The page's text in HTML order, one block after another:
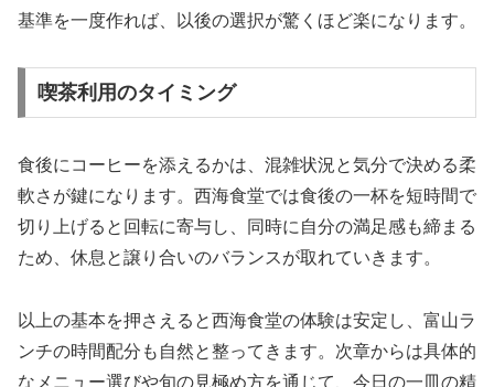
基準を一度作れば、以後の選択が驚くほど楽になります。
喫茶利用のタイミング
食後にコーヒーを添えるかは、混雑状況と気分で決める柔
軟さが鍵になります。西海食堂では食後の一杯を短時間で
切り上げると回転に寄与し、同時に自分の満足感も締まる
ため、休息と譲り合いのバランスが取れていきます。
以上の基本を押さえると西海食堂の体験は安定し、富山ラ
ンチの時間配分も自然と整ってきます。次章からは具体的
なメニュー選びや旬の見極め方を通じて、今日の一皿の精